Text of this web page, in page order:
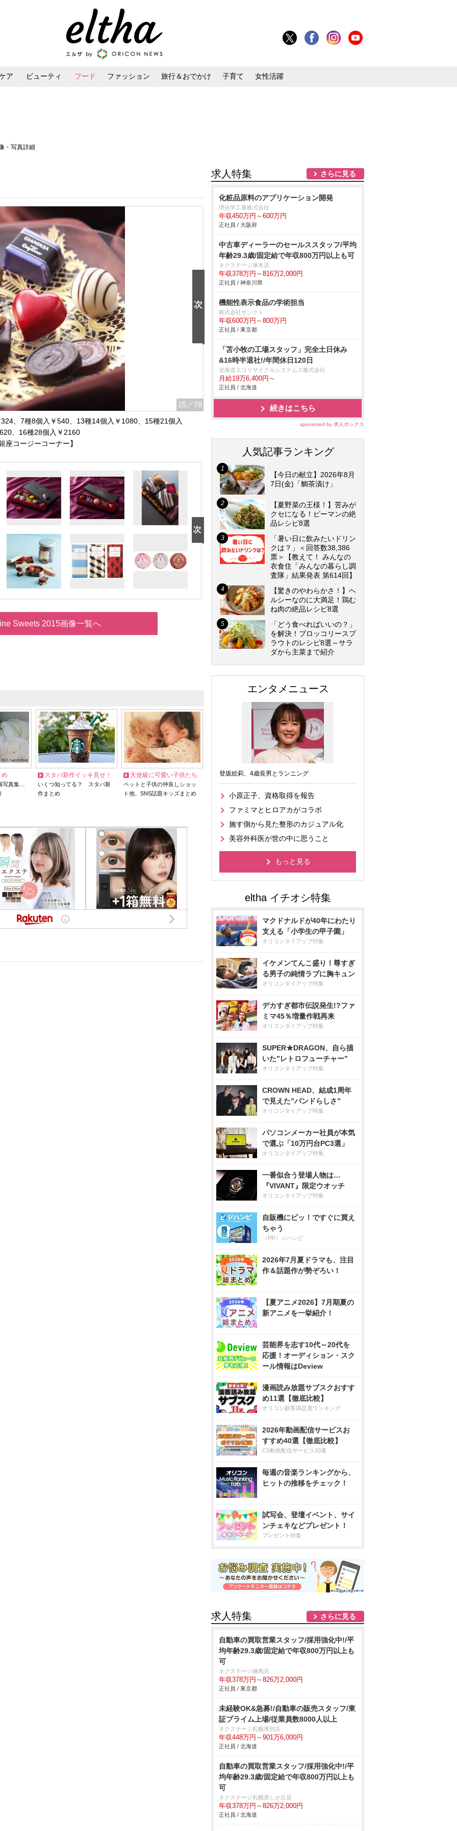
ア ビューティ フード ファッション 旅行＆おでかけ 子育て 女性活躍
・写真詳細
25 ／78
、7種8個入￥540、13種14個入￥1080、15種21個入
、16種28個入￥2160
座コージーコーナー】
Sweets 2015画像一覧へ
め
写真集…
スタバ新作イッキ見せ！
いくつ知ってる？ スタバ新
作まとめ
天使級に可愛い子供たち
ペットと子供の仲良しショッ
ト他、SNS話題キッズまとめ
求人特集 さらに見る
化粧品原料のアプリケーション開発
堺化学工業株式会社
年収450万円～600万円
正社員 / 大阪府
中古車ディーラーのセールススタッフ/平均
年齢29.3歳/固定給で年収800万円以上も可
ネクステージ厚木店
年収378万円～816万2,000円
正社員 / 神奈川県
機能性表示食品の学術担当
株式会社サンクト
年収600万円～800万円
正社員 / 東京都
「苫小牧の工場スタッフ」完全土日休み
&16時半退社!/年間休日120日
北海道エコリサイクルシステムズ株式会社
月給19万6,400円～
正社員 / 北海道
続きはこちら
sponsored by 求人ボックス
人気記事ランキング
【今日の献立】2026年8月
7日(金)「鯛茶漬け」
【夏野菜の王様！】苦みが
クセになる！ピーマンの絶
品レシピ8選
「暑い日に飲みたいドリン
クは？」＜回答数38,386
票＞【教えて！ みんなの
衣食住「みんなの暮らし調
査隊」結果発表 第614回】
【驚きのやわらかさ！】ヘ
ルシーなのに大満足！鶏む
ね肉の絶品レシピ8選
「どう食べればいいの？」
を解決！ブロッコリースプ
ラウトのレシピ8選～サラ
ダから主菜まで紹介
エンタメニュース
登坂絵莉、4歳長男とランニング
小原正子、資格取得を報告
ファミマとヒロアカがコラボ
施す側から見た整形のカジュアル化
美容外科医が世の中に思うこと
もっと見る
マクドナルドが40年にわたり
支える「小学生の甲子園」
オリコンタイアップ特集
イケメンてんこ盛り！尊すぎ
る男子の純情ラブに胸キュン
オリコンタイアップ特集
デカすぎ都市伝説発生!?ファ
ミマ45％増量作戦再来
オリコンタイアップ特集
SUPER★DRAGON、自ら描
いた”レトロフューチャー”
オリコンタイアップ特集
CROWN HEAD、結成1周年
で見えた”バンドらしさ”
オリコンタイアップ特集
パソコンメーカー社員が本気
で選ぶ「10万円台PC3選」
オリコンタイアップ特集
一番似合う登場人物は…
『VIVANT』限定ウオッチ
オリコンタイアップ特集
自販機にピッ！ですぐに買え
ちゃう
（PR）ジハンピ
2026年7月夏ドラマも、注目
作＆話題作が勢ぞろい！
【夏アニメ2026】7月期夏の
新アニメを一挙紹介！
芸能界を志す10代～20代を
応援！オーディション・スク
ール情報はDeview
漫画読み放題サブスクおすす
め11選【徹底比較】
オリコン顧客満足度ランキング
2026年動画配信サービスお
すすめ40選【徹底比較】
CS動画配信サービス20選
毎週の音楽ランキングから、
ヒットの推移をチェック！
試写会、登壇イベント、サイ
ンチェキなどプレゼント！
プレゼント特集
求人特集 さらに見る
自動車の買取営業スタッフ/採用強化中!/平
均年齢29.3歳/固定給で年収800万円以上も
可
ネクステージ練馬店
年収378万円～826万2,000円
正社員 / 東京都
未経験OK&急募!/自動車の販売スタッフ/東
証プライム上場/従業員数8000人以上
ネクステージ札幌厚別店
年収448万円～901万6,000円
正社員 / 北海道
自動車の買取営業スタッフ/採用強化中!/平
均年齢29.3歳/固定給で年収800万円以上も
可
ネクステージ札幌美しが丘店
年収378万円～826万2,000円
正社員 / 北海道